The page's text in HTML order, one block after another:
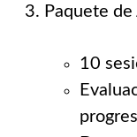
Paquete de
10